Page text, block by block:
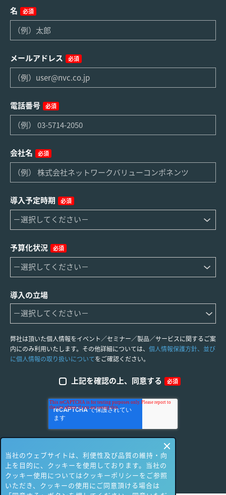
名 必須
メールアドレス 必須
電話番号 必須
会社名 必須
導入予定時期 必須
予算化状況 必須
導入の立場
弊社は頂いた個人情報をイベント／セミナー／製品／サービスに関するご案
内にのみ利用いたします。その他詳細については、 個人情報保護方針、並び
に個人情報の取り扱いについてをご確認ください。
上記を確認の上、同意する 必須
当社のウェブサイトは、利便性及び品質の維持・向
上を目的に、クッキーを使用しております。当社の
クッキー使用についてはクッキーポリシーをご参照
いただき、クッキーの使用にご同意頂ける場合は